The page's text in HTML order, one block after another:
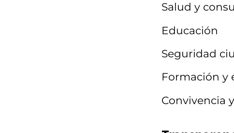
Salud y
Educación
Seguridad
Formación y
Convivencia